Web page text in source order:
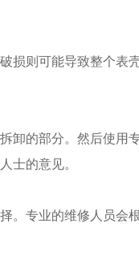
则可能导致整个表
的部分。然后使用
士的意见。
专业的维修人员会